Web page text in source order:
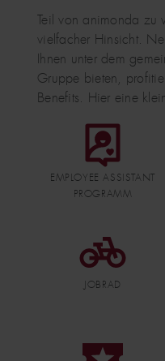
Teil von animonda zu
vielfacher Hinsicht.
Ihnen unter dem
Gruppe bieten,
Benefits. Hier eine
DATEI
EMPLOYEE ASSISTANT
PROGRAMM
DATEI
JOBRAD
DATEI